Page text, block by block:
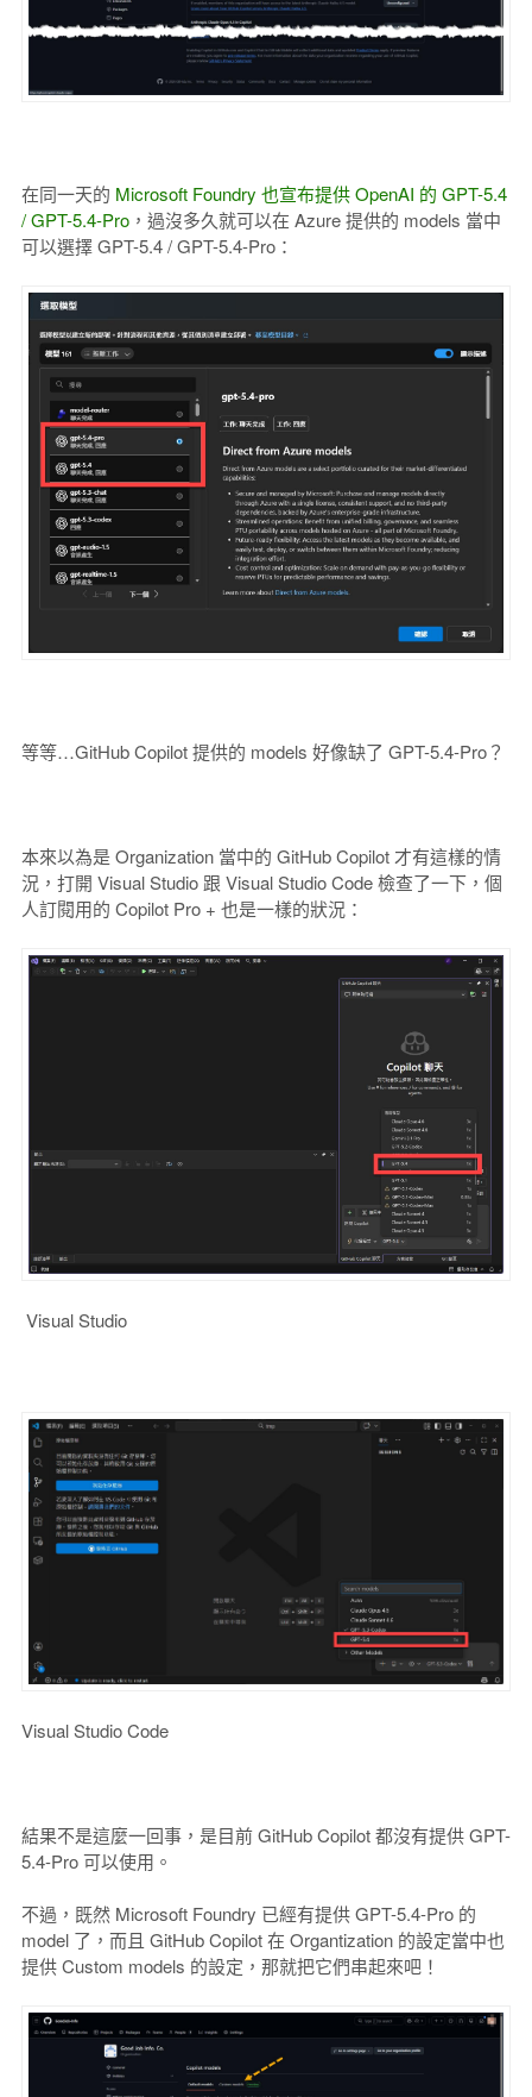
在同一天的 Microsoft Foundry 也宣布提供 OpenAI 的 GPT-5.4
/ GPT-5.4-Pro，過沒多久就可以在 Azure 提供的 models 當中
可以選擇 GPT-5.4 / GPT-5.4-Pro：
等等…GitHub Copilot 提供的 models 好像缺了 GPT-5.4-Pro？
本來以為是 Organization 當中的 GitHub Copilot 才有這樣的情
況，打開 Visual Studio 跟 Visual Studio Code 檢查了一下，個
人訂閱用的 Copilot Pro + 也是一樣的狀況：
Visual Studio
Visual Studio Code
結果不是這麼一回事，是目前 GitHub Copilot 都沒有提供 GPT-
5.4-Pro 可以使用。
不過，既然 Microsoft Foundry 已經有提供 GPT-5.4-Pro 的
model 了，而且 GitHub Copilot 在 Organtization 的設定當中也
提供 Custom models 的設定，那就把它們串起來吧！